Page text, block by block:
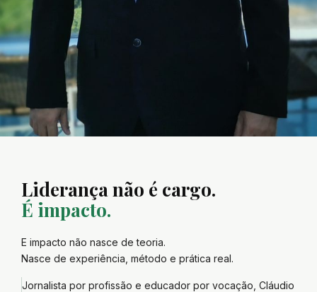
Liderança não é cargo.
É impacto.
E impacto não nasce de teoria.
Nasce de experiência, método e prática real.
Jornalista por profissão e educador por vocação, Cláudio